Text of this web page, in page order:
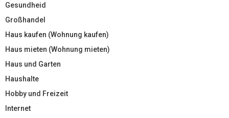
Gesundheid
Großhandel
Haus kaufen (Wohnung kaufen)
Haus mieten (Wohnung mieten)
Haus und Garten
Haushalte
Hobby und Freizeit
Internet